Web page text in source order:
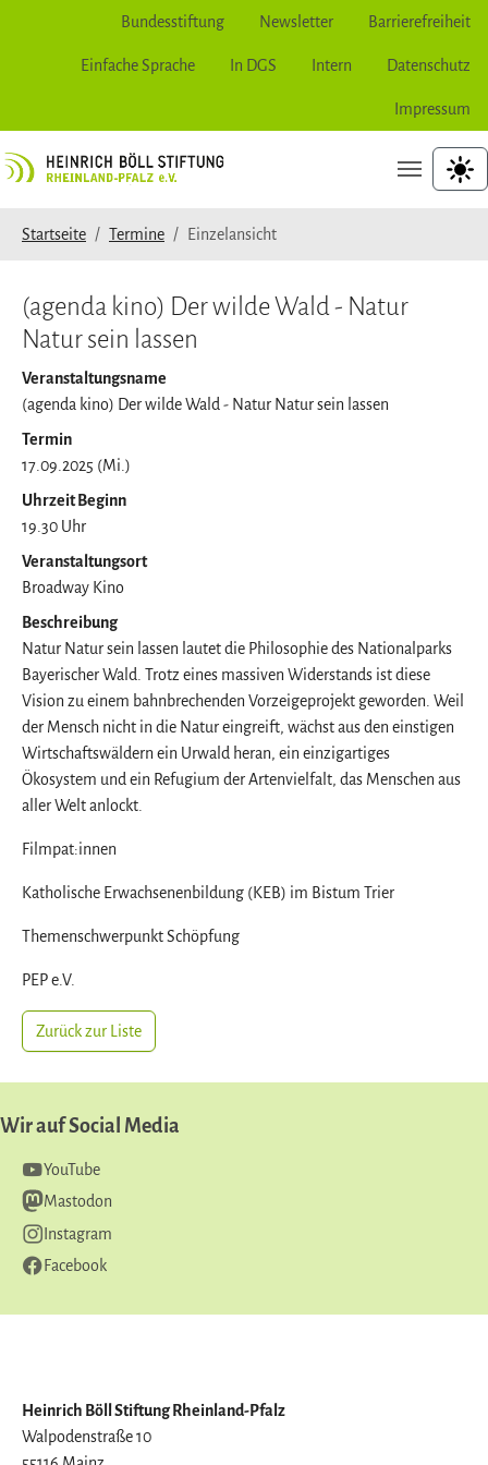
Bundesstiftung Newsletter Barrierefreiheit
Einfache Sprache In DGS Intern Datenschutz
Impressum
Startseite
Termine Einzelansicht
(agenda kino) Der wilde Wald - Natur
Natur sein lassen
Veranstaltungsname
(agenda kino) Der wilde Wald - Natur Natur sein lassen
Termin
17.09.2025 (Mi.)
Uhrzeit Beginn
19.30 Uhr
Veranstaltungsort
Broadway Kino
Beschreibung
Natur Natur sein lassen lautet die Philosophie des Nationalparks
Bayerischer Wald. Trotz eines massiven Widerstands ist diese
Vision zu einem bahnbrechenden Vorzeigeprojekt geworden. Weil
der Mensch nicht in die Natur eingreift, wächst aus den einstigen
Wirtschaftswäldern ein Urwald heran, ein einzigartiges
Ökosystem und ein Refugium der Artenvielfalt, das Menschen aus
aller Welt anlockt.
Filmpat:innen
Katholische Erwachsenenbildung (KEB) im Bistum Trier
Themenschwerpunkt Schöpfung
PEP e.V.
Zurück zur Liste
Wir auf Social Media
YouTube
Mastodon
Instagram
Facebook
Heinrich Böll Stiftung Rheinland-Pfalz
Walpodenstraße 10